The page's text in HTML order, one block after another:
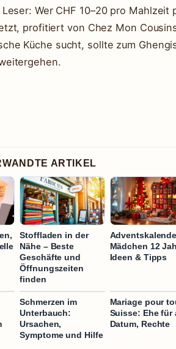
Wer CHF 10–20 pro Mahlzeit
profitiert von Chez Mon
Küche sucht, sollte zum
ARTIKEL
Stoffladen in der
Nähe – Beste
Geschäfte und
Öffnungszeiten
finden
Mädchen 12
Ideen & Tipps
Schmerzen im
Unterbauch:
Ursachen,
Symptome und Hilfe
Mariage pour
Suisse: Ehe für
Datum, Rechte